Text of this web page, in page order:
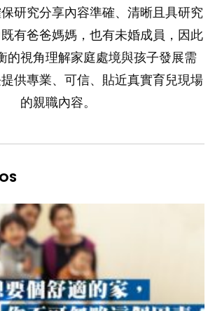
研究分享內容準確、清晰且具研究
有爸爸媽媽，也有未婚成員，因此
的視角理解家庭處境與孩子發展需
供專業、可信、貼近真實育兒現場
的親職內容。